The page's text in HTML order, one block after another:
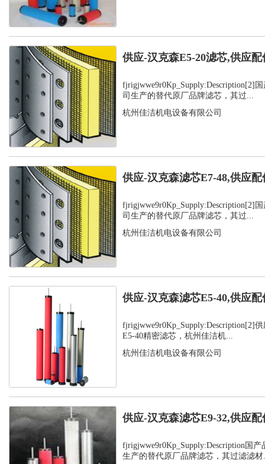
供应-汉克森E5-20滤芯,供应配
fjrigjwwe9r0Kp_Supply:Description[2]
司生产的替代原厂品牌滤芯，其过...
杭州佳洁机电设备有限公司
供应-汉克森滤芯E7-48,供应配
fjrigjwwe9r0Kp_Supply:Description[2]
司生产的替代原厂品牌滤芯，其过...
杭州佳洁机电设备有限公司
供应-汉克森滤芯E5-40,供应配
fjrigjwwe9r0Kp_Supply:Description[2]
E5-40精密滤芯，杭州佳洁机...
杭州佳洁机电设备有限公司
供应-汉克森滤芯E9-32,供应配
fjrigjwwe9r0Kp_Supply:Description国
生产的替代原厂品牌滤芯，其过滤滤材